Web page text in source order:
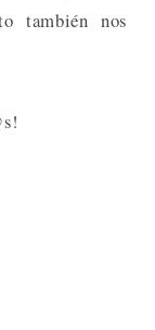
también nos